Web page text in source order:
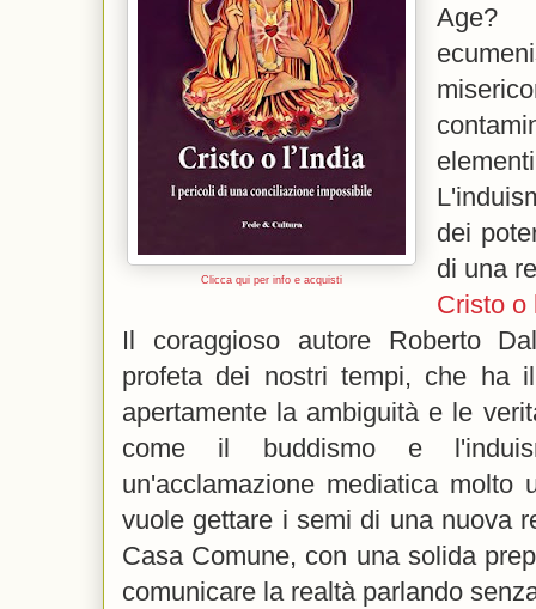
Clicca qui per info e acquisti
dei
di una
Cristo o
Il coraggioso autore Roberto
profeta dei nostri tempi, che ha
apertamente la ambiguità e le
come il buddismo e
un'acclamazione mediatica molto
vuole gettare i semi di una nuova
Casa Comune, con una solida
comunicare la realtà parlando